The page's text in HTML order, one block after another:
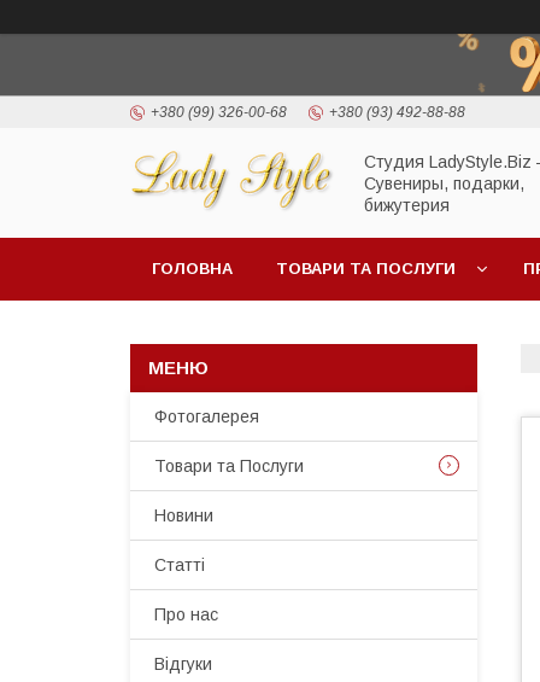
+380 (99) 326-00-68 +380 (93) 492-88-88
Студия
Сувениры, подарки,
бижутерия
ГОЛОВНА ТОВАРИ ТА ПОСЛУГИ
Фотогалерея
Товари та Послуги
Новини
Статті
Про нас
Відгуки